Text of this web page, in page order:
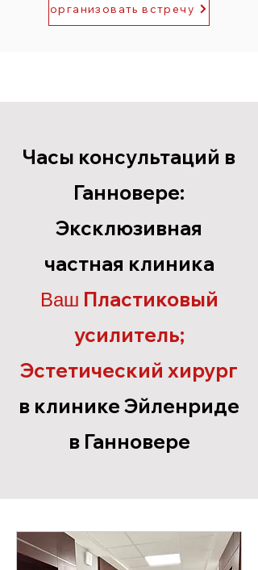
организовать встречу
Часы консультаций в
Ганновере:
Эксклюзивная
частная клиника
Ваш Пластиковый
усилитель;
Эстетический хирург
в клинике Эйленриде
в Ганновере